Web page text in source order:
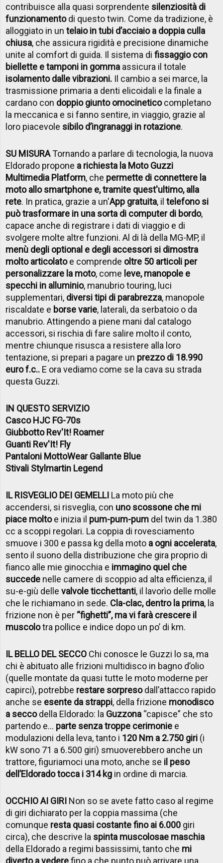
contribuisce alla quasi sorprendente silenziosità di
funzionamentodi questo twin. Come da tradizione, è
alloggiato in untelaio in tubi d’acciaio a doppia culla
chiusa, che assicura rigidità e precisione dinamiche
unite al comfort di guida. Il sistema difissaggio con
biellette e tamponi in gomma assicura il totale
isolamento dalle vibrazioni. Il cambio a sei marce, la
trasmissione primaria a denti elicoidali e la finale a
cardano con doppio giunto omocineticocompletano
la meccanica e si fanno sentire, in viaggio, grazie al
loro piacevole sibilo d’ingranaggi in rotazione.
SU MISURATornando a parlare di tecnologia, la nuova
Eldorado propone a richiesta la Moto Guzzi
Multimedia Platform, che permette di connettere la
moto allo smartphone e, tramite quest'ultimo, alla
rete. In pratica, grazie a un'App gratuita, iltelefono si
può trasformare in una sorta di computer di bordo,
capace anche di registrare i dati di viaggio e di
svolgere molte altre funzioni. Al di là della MG-MP, il
menù degli optional e degli accessori si dimostra
molto articolatoe comprende oltre 50 articoli per
personalizzare la moto, come leve, manopole e
specchi in alluminio, manubrio touring, luci
supplementari, diversi tipi di parabrezza, manopole
riscaldate e borse varie, laterali, da serbatoio o da
manubrio. Attingendo a piene mani dal catalogo
accessori, si rischia di fare salire molto il conto,
mentre chiunque risusca a resistere alla loro
tentazione, si prepari a pagare un prezzo di 18.990
euro f.c.. E ora vediamo come se la cava su strada
questa Guzzi.
IN QUESTO SERVIZIO
Casco HJC FG-70s
Giubbotto Rev'It! Roamer
Guanti Rev'It! Fly
Pantaloni MottoWear Gallante Blue
Stivali Stylmartin Legend
IL RISVEGLIO DEI GEMELLI La moto più che
accendersi, si risveglia, con uno scossone che mi
piace moltoe inizia il pum-pum-pum del twin da 1.380
cc a scoppi regolari. La coppia di rovesciamento
smuove i 300 e passa kg della moto a ogni accelerata,
sento il suono della distribuzione che gira proprio di
fianco alle mie ginocchia e immagino quel che
succede nelle camere di scoppio ad alta efficienza, il
su-e-giù dellevalvole ticchettanti, il lavorìo delle molle
che le richiamano in sede. Cla-clac, dentro la prima, la
frizione non è per “fighetti”, ma vi farà crescere il
muscolotra pollice e indice dopo un po’ di km.
IL BELLO DEL SECCO Chi conosce le Guzzi lo sa, ma
chi è abituato alle frizioni multidisco in bagno d’olio
(quelle montate da quasi tutte le moto moderne per
capirci), potrebbe restare sorpresodall’attacco rapido
anche se esente da strappi, della frizione monodisco
a seccodella Eldorado: la Guzzona “capisce” che sto
partendo e... parte senza troppe cerimonie e
modulazioni della leva, tanto i 120 Nm a 2.750 giri (i
kW sono 71 a 6.500 giri) smuoverebbero anche un
trattore, figuriamoci una moto, anche se il peso
dell’Eldorado tocca i 314 kg in ordine di marcia.
OCCHIO AI GIRI Non so se avete fatto caso al regime
di giri dichiarato per la coppia massima (che
comunque resta quasi costante fino ai 6.000 giri
circa), che descrive la spinta muscolosae maschia
della Eldorado a regimi bassissimi, tanto che mi
diverto a vederefino a che punto può arrivare una